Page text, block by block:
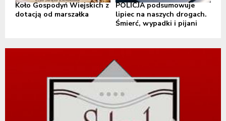
Koło Gospodyń Wiejskich z
dotacją od marszałka
POLICJA podsumowuje
lipiec na naszych drogach.
Śmierć, wypadki i pijani